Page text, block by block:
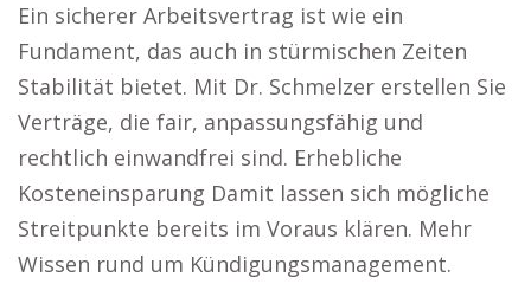
Ein sicherer Arbeitsvertrag ist wie ein
Fundament, das auch in stürmischen Zeiten
Stabilität bietet. Mit Dr. Schmelzer erstellen Sie
Verträge, die fair, anpassungsfähig und
rechtlich einwandfrei sind. Erhebliche
Kosteneinsparung Damit lassen sich mögliche
Streitpunkte bereits im Voraus klären. Mehr
Wissen rund um Kündigungsmanagement.